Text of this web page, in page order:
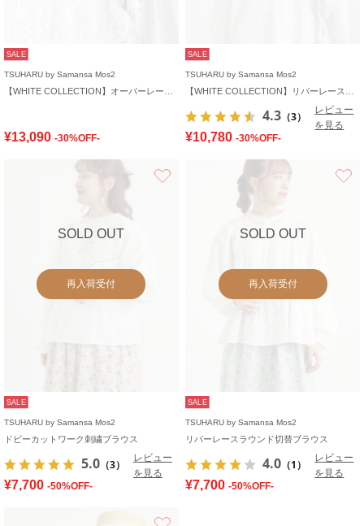
SALE
TSUHARU by Samansa Mos2
¥13,090 -30%OFF-
SALE
TSUHARU by Samansa Mos2
4.3 （3）
レビュー
を見る
¥10,780 -30%OFF-
SOLD OUT
再入荷受付
SALE
TSUHARU by Samansa Mos2
ドビーカットワーク刺繍ブラウス
5.0 （3）
レビュー
を見る
¥7,700 -50%OFF-
SOLD OUT
再入荷受付
SALE
TSUHARU by Samansa Mos2
リバーレースラウンド切替ブラウス
4.0 （1）
レビュー
を見る
¥7,700 -50%OFF-